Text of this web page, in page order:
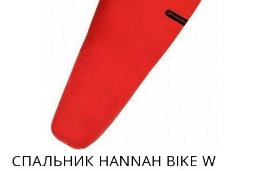
СПАЛЬНИК HANNAH BIKE W